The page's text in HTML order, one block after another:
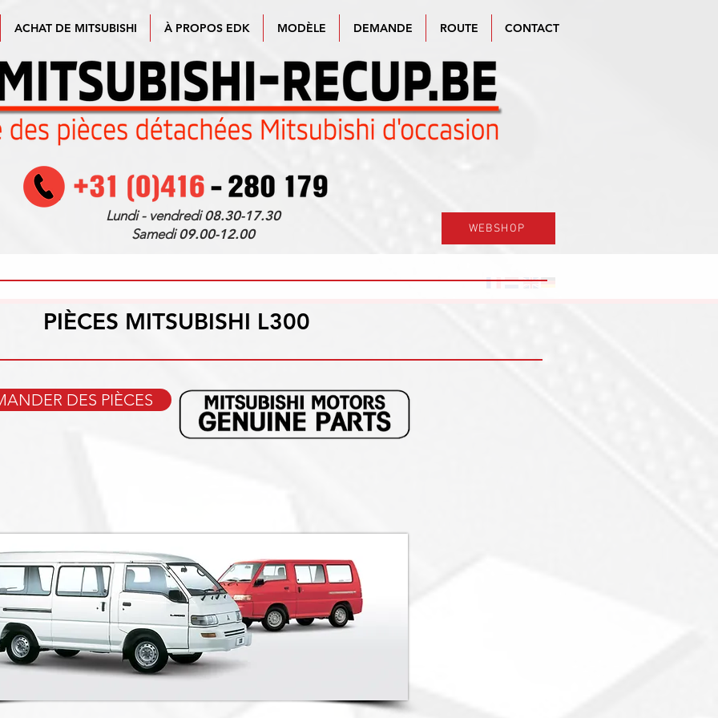
ACHAT DE MITSUBISHI À PROPOS EDK MODÈLE DEMANDE ROUTE CONTACT
Lundi - vendredi08.30-17.30
Samedi09.00-12.00 WEBSHOP
PIÈCES MITSUBISHI L300
DES PIÈCES